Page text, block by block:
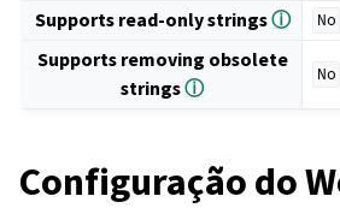
Supports read-only stringsⓘ No
Supports removing obsolete
stringsⓘ
No
Configuração do